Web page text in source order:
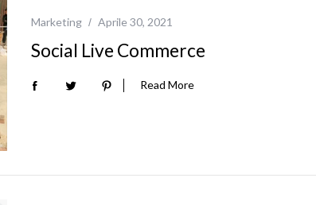
Marketing Aprile 30, 2021
Social Live Commerce
Read More